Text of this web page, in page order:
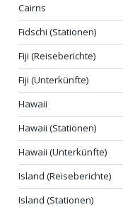
Cairns
Fidschi (Stationen)
Fiji (Reiseberichte)
Fiji (Unterkünfte)
Hawaii
Hawaii (Stationen)
Hawaii (Unterkünfte)
Island (Reiseberichte)
Island (Stationen)